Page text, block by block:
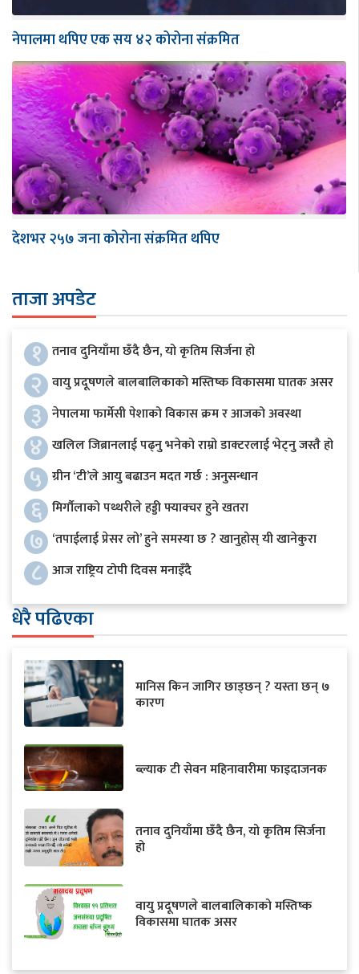
नेपालमा थपिए एक सय ४२ कोरोना संक्रमित
देशभर २५७ जना कोरोना संक्रमित थपिए
ताजा अपडेट
१ तनाव दुनियाँमा छँदै छैन, यो कृतिम सिर्जना हो
२ वायु प्रदूषणले बालबालिकाको मस्तिष्क विकासमा घातक असर
३ नेपालमा फार्मेसी पेशाको विकास क्रम र आजको अवस्था
४ खलिल जिब्रानलाई पढ्नु भनेको राम्रो डाक्टरलाई भेट्नु जस्तै हो
५ ग्रीन ‘टी’ले आयु बढाउन मदत गर्छ : अनुसन्धान
६ मिर्गौलाको पथ्थरीले हड्डी फ्याक्चर हुने खतरा
७ ‘तपाईलाई प्रेसर लो’ हुने समस्या छ ? खानुहोस् यी खानेकुरा
८ आज राष्ट्रिय टोपी दिवस मनाइँदै
धेरै पढिएका
मानिस किन जागिर छाड्छन् ? यस्ता छन् ७
कारण
ब्ल्याक टी सेवन महिनावारीमा फाइदाजनक
तनाव दुनियाँमा छँदै छैन, यो कृतिम सिर्जना
हो
वायु प्रदूषणले बालबालिकाको मस्तिष्क
विकासमा घातक असर